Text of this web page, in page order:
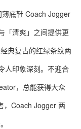
底鞋 Coach Jogger
「清爽」之间提供更
典复古的红绿条纹两
人印象深刻。不迎合
，总能获得大众
，Coach Jogger 两